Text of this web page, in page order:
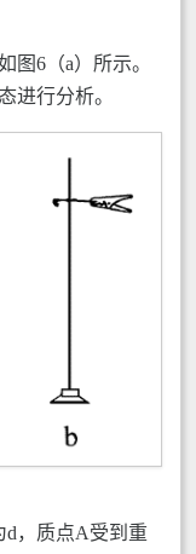
图6（a）所示。
进行分析。
d，质点A受到重